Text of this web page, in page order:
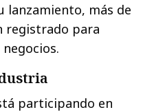
lanzamiento, más de
registrado para
participando en